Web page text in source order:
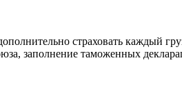
страховать каждый
заполнение таможенных